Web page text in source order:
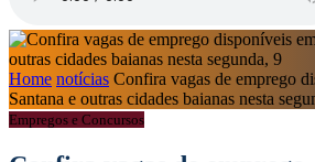
Home notícias Confira vagas de emprego
Santana e outras cidades baianas nesta
Empregos e Concursos